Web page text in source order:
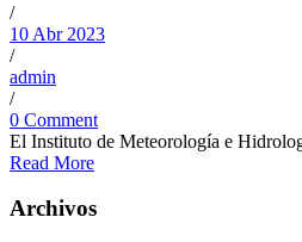
/
10 Abr 2023
/
admin
/
0 Comment
El Instituto de Meteorología e
Read More
Archivos